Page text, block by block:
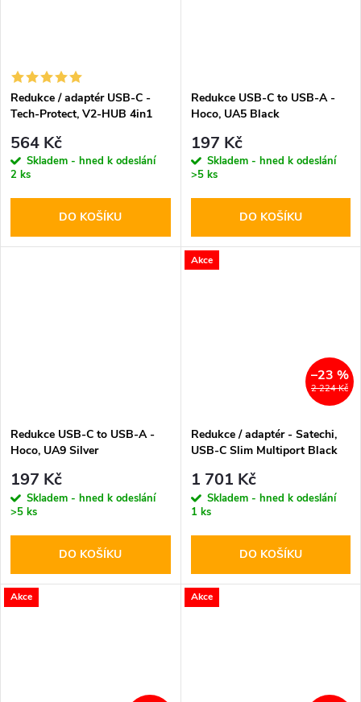
Redukce / adaptér USB-C -
Tech-Protect, V2-HUB 4in1
564 Kč
Skladem - hned k odeslání
2 ks
DO KOŠÍKU
Redukce USB-C to USB-A -
Hoco, UA5 Black
197 Kč
Skladem - hned k odeslání
>5 ks
DO KOŠÍKU
Redukce USB-C to USB-A -
Hoco, UA9 Silver
197 Kč
Skladem - hned k odeslání
>5 ks
DO KOŠÍKU
Akce
2 224 Kč
–23 %
Redukce / adaptér - Satechi,
USB-C Slim Multiport Black
1 701 Kč
Skladem - hned k odeslání
1 ks
DO KOŠÍKU
Akce Akce